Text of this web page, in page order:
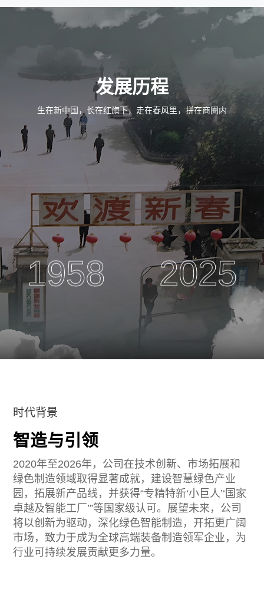
发展历程
生在新中国，长在红旗下，走在春风里，拼在商圈内
1958 2025
时代背景
智造与引领
2020年至2026年，公司在技术创新、市场拓展和
绿色制造领域取得显著成就，建设智慧绿色产业
园，拓展新产品线，并获得“专精特新‘小巨人’‘国家
卓越及智能工厂’”等国家级认可。展望未来，公司
将以创新为驱动，深化绿色智能制造，开拓更广阔
市场，致力于成为全球高端装备制造领军企业，为
行业可持续发展贡献更多力量。